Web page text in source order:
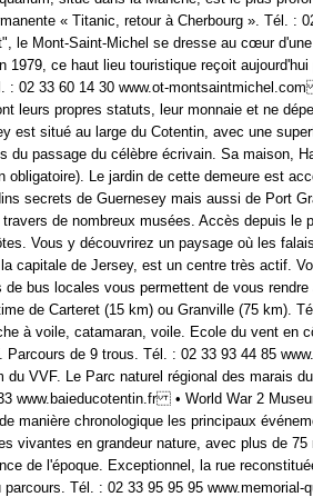
« Titanic, retour à Cherbourg ». Tél.
le Mont-Saint-Michel se dresse au cœur
1979, ce haut lieu touristique reçoit
: 02 33 60 14 30 www.ot-
leurs propres statuts, leur monnaie et ne
est situé au large du Cotentin, avec une
du passage du célèbre écrivain. Sa maison,
Le jardin de cette demeure est
secrets de Guernesey mais aussi de Port
de nombreux musées. Accès depuis le
Vous y découvrirez un paysage où les
capitale de Jersey, est un centre très actif.
bus locales vous permettent de vous
de Carteret (15 km) ou Granville (75 km).
à voile, catamaran, voile. Ecole du vent en
de 9 trous. Tél. : 02 33 93 44 85
VVF. Le Parc naturel régional des marais
www.baieducotentin.fr • World War 2
manière chronologique les principaux
vivantes en grandeur nature, avec plus de
de l'époque. Exceptionnel, la rue
parcours. Tél. : 02 33 95 95 95